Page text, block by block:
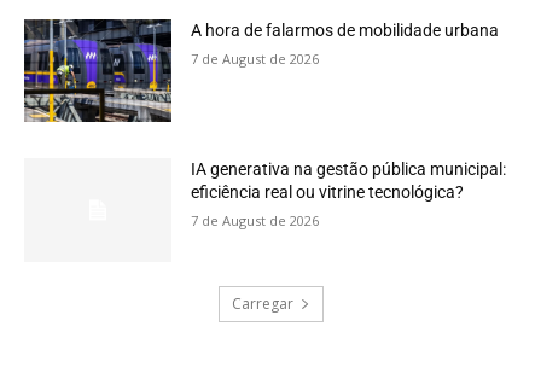
A hora de falarmos de mobilidade urbana
7 de August de 2026
IA generativa na gestão pública municipal:
eficiência real ou vitrine tecnológica?
7 de August de 2026
Carregar